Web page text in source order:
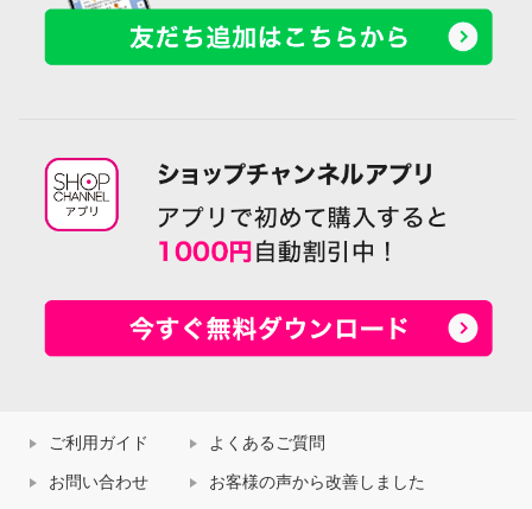
ご利用ガイド よくあるご質問
お問い合わせ お客様の声から改善しました